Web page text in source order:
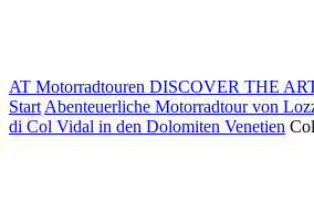
AT Motorradtouren DISCOVER THE
Start Abenteuerliche Motorradtour von
di Col Vidal in den Dolomiten Venetien